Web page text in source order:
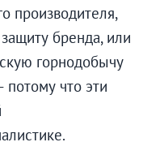
производителя,
бренда, или
горнодобычу
потому что эти